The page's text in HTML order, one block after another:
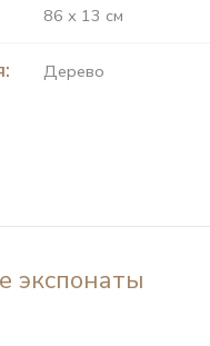
86 х 13 см
Дерево
экспонаты